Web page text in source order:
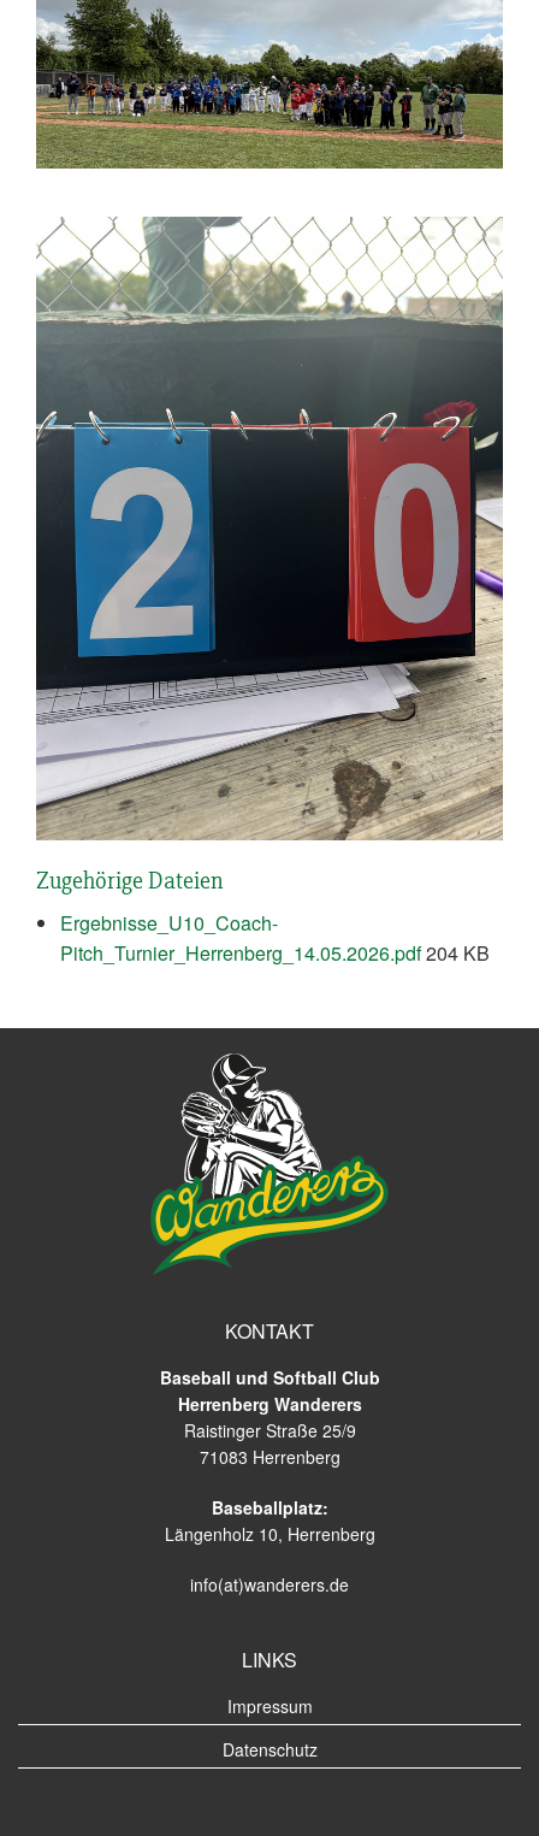
Zugehörige Dateien
Ergebnisse_U10_Coach-
Pitch_Turnier_Herrenberg_14.05.2026.pdf204 KB
KONTAKT
Baseball und Softball Club
Herrenberg Wanderers
Raistinger Straße 25/9
71083 Herrenberg
Baseballplatz:
Längenholz 10, Herrenberg
info(at)wanderers.de
LINKS
Impressum
Datenschutz